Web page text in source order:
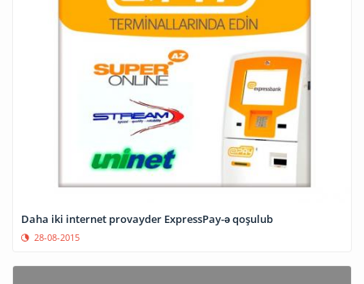
Daha iki internet provayder ExpressPay-ə qoşulub
28-08-2015